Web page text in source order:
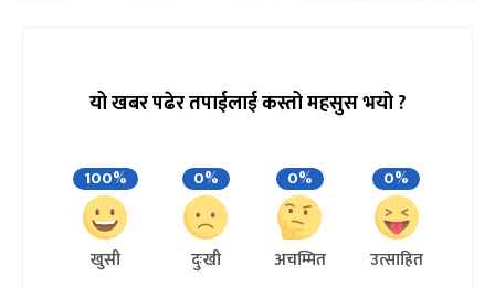
यो खबर पढेर तपाईलाई कस्तो महसुस भयो ?
100%
खुसी
0%
दुःखी
0%
अचम्मित
0%
उत्साहित